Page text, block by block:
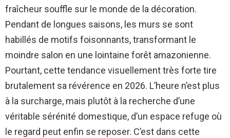
fraîcheur souffle sur le monde de la décoration.
Pendant de longues saisons, les murs se sont
habillés de motifs foisonnants, transformant le
moindre salon en une lointaine forêt amazonienne.
Pourtant, cette tendance visuellement très forte tire
brutalement sa révérence en 2026. L’heure n’est plus
à la surcharge, mais plutôt à la recherche d’une
véritable sérénité domestique, d’un espace refuge où
le regard peut enfin se reposer. C’est dans cette